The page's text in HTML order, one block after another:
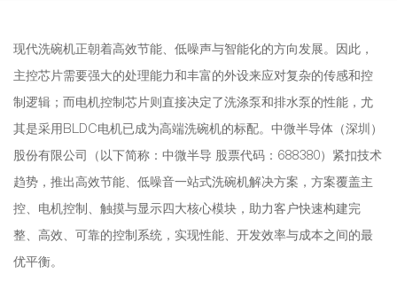
现代洗碗机正朝着高效节能、低噪声与智能化的方向发展。因此，
主控芯片需要强大的处理能力和丰富的外设来应对复杂的传感和控
制逻辑；而电机控制芯片则直接决定了洗涤泵和排水泵的性能，尤
其是采用BLDC电机已成为高端洗碗机的标配。中微半导体（深圳）
股份有限公司（以下简称：中微半导 股票代码：688380）紧扣技术
趋势，推出高效节能、低噪音一站式洗碗机解决方案，方案覆盖主
控、电机控制、触摸与显示四大核心模块，助力客户快速构建完
整、高效、可靠的控制系统，实现性能、开发效率与成本之间的最
优平衡。